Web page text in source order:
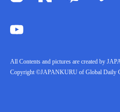
All Contents and pictures are created by
Copyright ©JAPANKURU of Global Daily